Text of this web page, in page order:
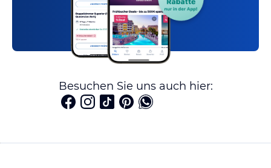
Besuchen Sie uns auch hier: